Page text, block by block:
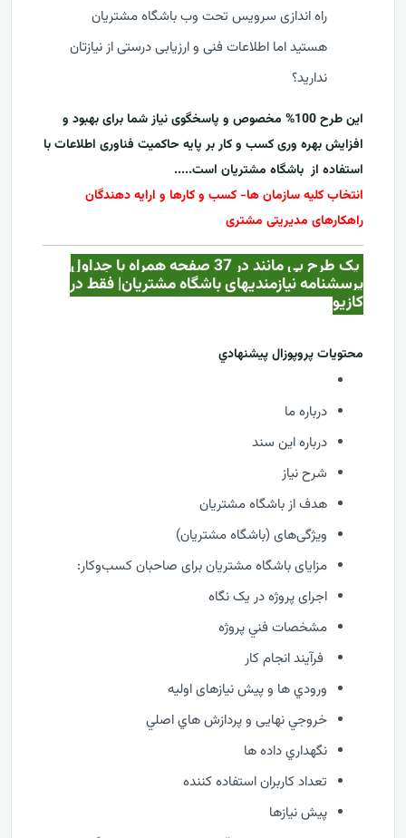
راه اندازی سرویس تحت وب باشگاه مشتریان
هستید اما اطلاعات فنی و ارزیابی درستی از نیازتان
ندارید؟
این طرح 100% مخصوص و پاسخگوی نیاز شما برای بهبود و
افزایش بهره وری کسب و کار بر پایه حاکمیت فناوری اطلاعات با
استفاده از باشگاه مشتریان است.....
انتخاب کلیه سازمان ها- کسب و کارها و ارایه دهندگان
راهکارهای مدیریتی مشتری
یک طرح بی مانند در 37 صفحه همراه با جداول
پرسشنامه نیازمندیهای باشگاه مشتریان| فقط در
کازيو
محتويات پروپوزال پيشنهادي
درباره ما
درباره این سند
شرح نیاز
هدف از باشگاه مشتریان
ویژگی‌های (باشگاه مشتریان)
مزایای باشگاه مشتریان برای صاحبان کسب‌وکار:
اجرای پروژه در یک نگاه
مشخصات فني پروژه
فرآيند انجام کار
ورودي ها و پیش نیازهای اولیه
خروجي نهایی و پردازش هاي اصلي
نگهداري داده ها
تعداد کاربران استفاده کننده
پیش نیازها